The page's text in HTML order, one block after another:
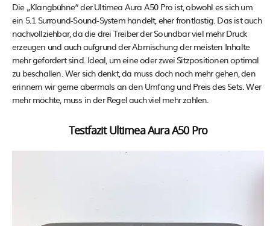
Die „Klangbühne“ der Ultimea Aura A50 Pro ist, obwohl es sich um
ein 5.1 Surround-Sound-System handelt, eher frontlastig. Das ist auch
nachvollziehbar, da die drei Treiber der Soundbar viel mehr Druck
erzeugen und auch aufgrund der Abmischung der meisten Inhalte
mehr gefordert sind. Ideal, um eine oder zwei Sitzpositionen optimal
zu beschallen. Wer sich denkt, da muss doch noch mehr gehen, den
erinnern wir gerne abermals an den Umfang und Preis des Sets. Wer
mehr möchte, muss in der Regel auch viel mehr zahlen.
Testfazit Ultimea Aura A50 Pro